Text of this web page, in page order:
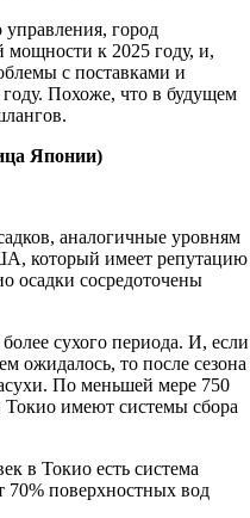
город
мощности к 2025 году, и,
с поставками и
Похоже, что в будущем
Японии)
аналогичные уровням
который имеет репутацию
осадки сосредоточены
сухого периода. И, если
ожидалось, то после сезона
По меньшей мере 750
имеют системы сбора
в Токио есть система
70% поверхностных вод